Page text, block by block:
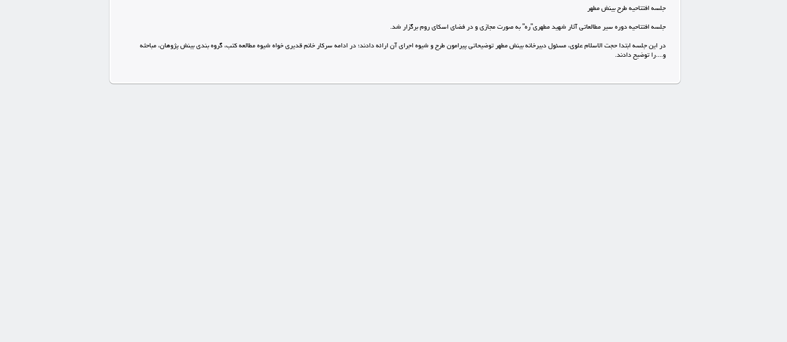
جلسه افتتاحیه طرح بینش مطهر
جلسه افتتاحیه دوره سیر مطالعاتی آثار شهید مطهری"ره" به صورت مجازی و در فضای اسکای روم برگزار شد.
در این جلسه ابتدا حجت الاسلام علوی، مسئول دبیرخانه بینش مطهر توضیحاتی پیرامون طرح و شیوه اجرای آن ارائه دادند؛ در ادامه سرکار خانم قدیری خواه شیوه مطالعه کتب، گروه بندی بینش پژوهان، مباحثه
و....را توضیح دادند.